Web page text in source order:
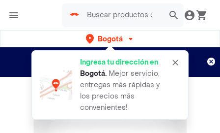
Bogotá
Ingresa tu dirección en
Bogotá. Mejor servicio,
entregas más rápidas y
los precios más
convenientes!
envíos gratis por semanas
Aplican TyC